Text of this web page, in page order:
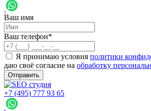
Ваш имя
Ваш телефон*
Я принимаю условия политики
даю своё согласие на обработку
Отправить
+7 (495) 777 93 65